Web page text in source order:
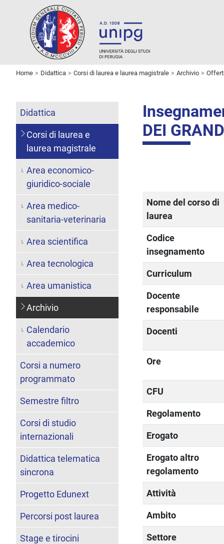
Home Didattica Corsi di laurea e laurea magistrale Archivio
DEI
Nome del corso di
laurea
Codice
insegnamento
Curriculum
Docente
responsabile
Docenti
Ore
CFU
Regolamento
Erogato
Erogato altro
regolamento
Attività
Ambito
Settore
Didattica
Corsi di laurea e
laurea magistrale
Area economico-
giuridico-sociale
Area medico-
sanitaria-veterinaria
Area scientifica
Area tecnologica
Area umanistica
Archivio
Calendario
accademico
Corsi a numero
programmato
Semestre filtro
Corsi di studio
internazionali
Didattica telematica
sincrona
Progetto Edunext
Percorsi post laurea
Stage e tirocini